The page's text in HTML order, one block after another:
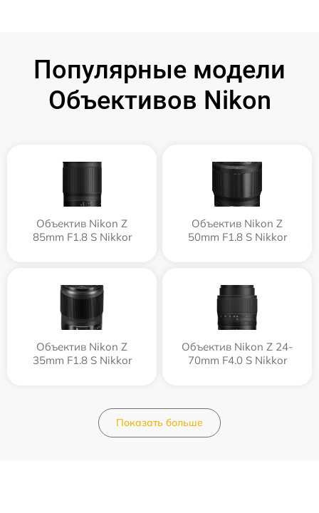
Популярные модели
Объективов Nikon
Объектив Nikon Z
85mm F1.8 S Nikkor
Объектив Nikon Z
50mm F1.8 S Nikkor
Объектив Nikon Z
35mm F1.8 S Nikkor
Объектив Nikon Z 24-
70mm F4.0 S Nikkor
Показать больше